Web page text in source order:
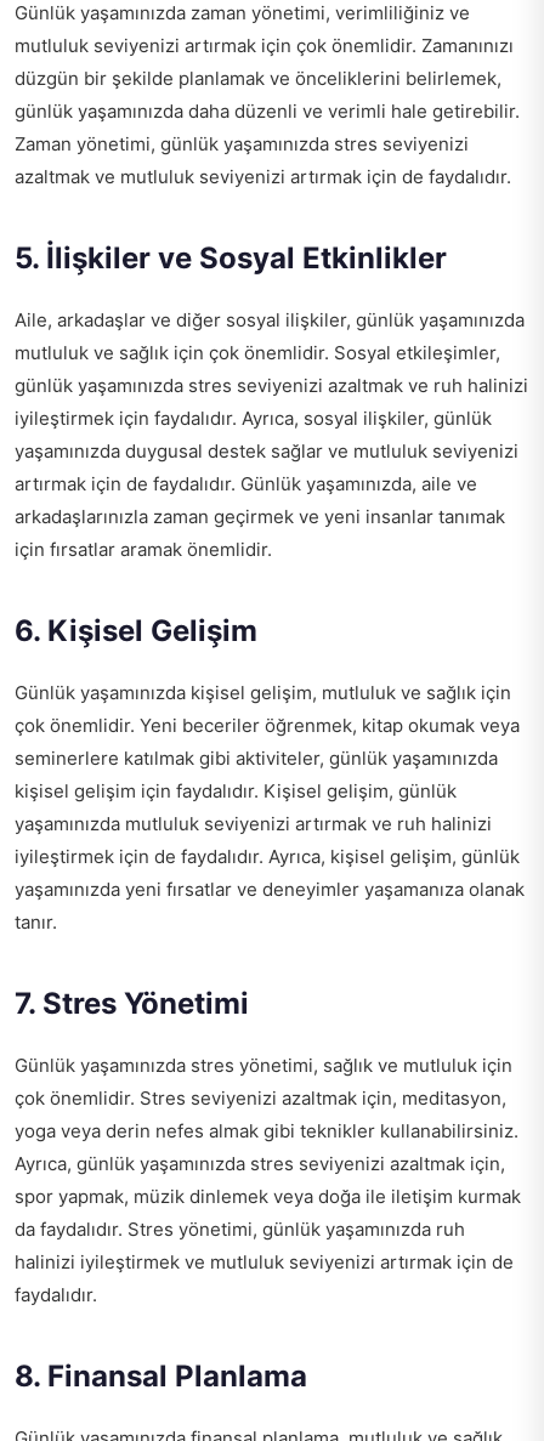
Günlük yaşamınızda zaman yönetimi, verimliliğiniz ve
mutluluk seviyenizi artırmak için çok önemlidir. Zamanınızı
düzgün bir şekilde planlamak ve önceliklerini belirlemek,
günlük yaşamınızda daha düzenli ve verimli hale getirebilir.
Zaman yönetimi, günlük yaşamınızda stres seviyenizi
azaltmak ve mutluluk seviyenizi artırmak için de faydalıdır.
5. İlişkiler ve Sosyal Etkinlikler
Aile, arkadaşlar ve diğer sosyal ilişkiler, günlük yaşamınızda
mutluluk ve sağlık için çok önemlidir. Sosyal etkileşimler,
günlük yaşamınızda stres seviyenizi azaltmak ve ruh halinizi
iyileştirmek için faydalıdır. Ayrıca, sosyal ilişkiler, günlük
yaşamınızda duygusal destek sağlar ve mutluluk seviyenizi
artırmak için de faydalıdır. Günlük yaşamınızda, aile ve
arkadaşlarınızla zaman geçirmek ve yeni insanlar tanımak
için fırsatlar aramak önemlidir.
6. Kişisel Gelişim
Günlük yaşamınızda kişisel gelişim, mutluluk ve sağlık için
çok önemlidir. Yeni beceriler öğrenmek, kitap okumak veya
seminerlere katılmak gibi aktiviteler, günlük yaşamınızda
kişisel gelişim için faydalıdır. Kişisel gelişim, günlük
yaşamınızda mutluluk seviyenizi artırmak ve ruh halinizi
iyileştirmek için de faydalıdır. Ayrıca, kişisel gelişim, günlük
yaşamınızda yeni fırsatlar ve deneyimler yaşamanıza olanak
tanır.
7. Stres Yönetimi
Günlük yaşamınızda stres yönetimi, sağlık ve mutluluk için
çok önemlidir. Stres seviyenizi azaltmak için, meditasyon,
yoga veya derin nefes almak gibi teknikler kullanabilirsiniz.
Ayrıca, günlük yaşamınızda stres seviyenizi azaltmak için,
spor yapmak, müzik dinlemek veya doğa ile iletişim kurmak
da faydalıdır. Stres yönetimi, günlük yaşamınızda ruh
halinizi iyileştirmek ve mutluluk seviyenizi artırmak için de
faydalıdır.
8. Finansal Planlama